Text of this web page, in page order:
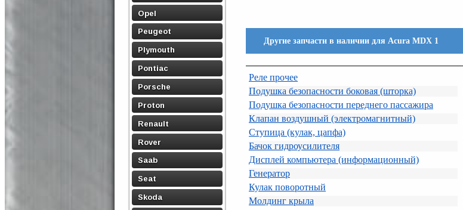
Opel
Peugeot
Plymouth
Pontiac
Porsche
Proton
Renault
Rover
Saab
Seat
Skoda
Другие запчасти в наличии для Acura MDX 1
Реле прочее
Подушка безопасности боковая (шторка)
Подушка безопасности переднего пассажира
Клапан воздушный (электромагнитный)
Ступица (кулак, цапфа)
Бачок гидроусилителя
Дисплей компьютера (информационный)
Генератор
Кулак поворотный
Молдинг крыла